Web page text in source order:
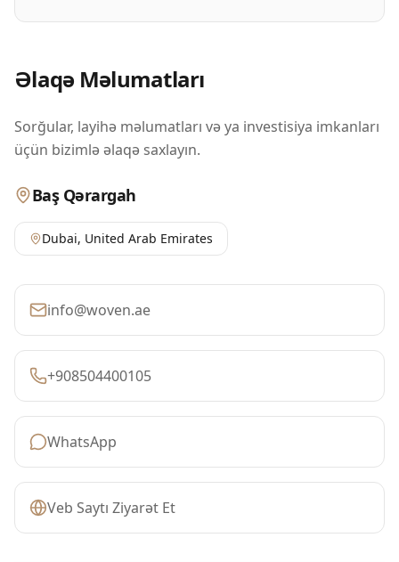
Əlaqə Məlumatları
Sorğular, layihə məlumatları və ya investisiya imkanları
üçün bizimlə əlaqə saxlayın.
Baş Qərargah
Dubai, United Arab Emirates
info@woven.ae
+908504400105
WhatsApp
Veb Saytı Ziyarət Et